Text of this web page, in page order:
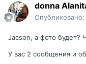
donna
Опубликовано:
Jacson, а фото будет?
У вас 2 сообщения и